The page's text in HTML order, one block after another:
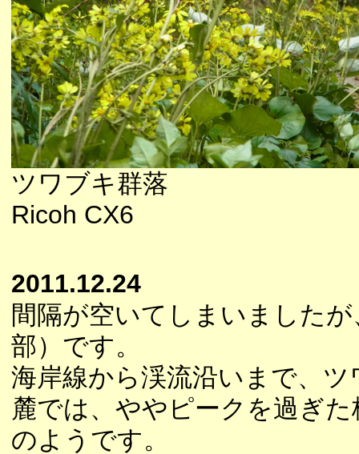
ツワブキ群落
Ricoh CX6
2011.12.24
間隔が空いてしまいました
部）です。
海岸線から渓流沿いまで、
麓では、ややピークを過ぎ
のようです。